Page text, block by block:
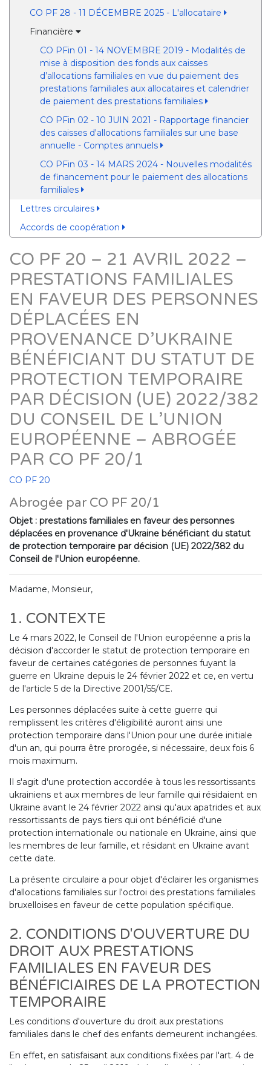
CO PF 28 - 11 DÉCEMBRE 2025 - L'allocataire
Financière
CO PFin 01 - 14 NOVEMBRE 2019 - Modalités de
mise à disposition des fonds aux caisses
d’allocations familiales en vue du paiement des
prestations familiales aux allocataires et calendrier
de paiement des prestations familiales
CO PFin 02 - 10 JUIN 2021 - Rapportage financier
des caisses d'allocations familiales sur une base
annuelle - Comptes annuels
CO PFin 03 - 14 MARS 2024 - Nouvelles modalités
de financement pour le paiement des allocations
familiales
Lettres circulaires
Accords de coopération
CO PF 20 – 21 AVRIL 2022 –
PRESTATIONS FAMILIALES
EN FAVEUR DES PERSONNES
DÉPLACÉES EN
PROVENANCE D’UKRAINE
BÉNÉFICIANT DU STATUT DE
PROTECTION TEMPORAIRE
PAR DÉCISION (UE) 2022/382
DU CONSEIL DE L’UNION
EUROPÉENNE – ABROGÉE
PAR CO PF 20/1
CO PF 20
Abrogée par CO PF 20/1
Objet : prestations familiales en faveur des personnes
déplacées en provenance d'Ukraine bénéficiant du statut
de protection temporaire par décision (UE) 2022/382 du
Conseil de l'Union européenne.
Madame, Monsieur,
1. CONTEXTE
Le 4 mars 2022, le Conseil de l'Union européenne a pris la
décision d'accorder le statut de protection temporaire en
faveur de certaines catégories de personnes fuyant la
guerre en Ukraine depuis le 24 février 2022 et ce, en vertu
de l'article 5 de la Directive 2001/55/CE.
Les personnes déplacées suite à cette guerre qui
remplissent les critères d'éligibilité auront ainsi une
protection temporaire dans l'Union pour une durée initiale
d'un an, qui pourra être prorogée, si nécessaire, deux fois 6
mois maximum.
Il s'agit d'une protection accordée à tous les ressortissants
ukrainiens et aux membres de leur famille qui résidaient en
Ukraine avant le 24 février 2022 ainsi qu'aux apatrides et aux
ressortissants de pays tiers qui ont bénéficié d'une
protection internationale ou nationale en Ukraine, ainsi que
les membres de leur famille, et résidant en Ukraine avant
cette date.
La présente circulaire a pour objet d'éclairer les organismes
d'allocations familiales sur l'octroi des prestations familiales
bruxelloises en faveur de cette population spécifique.
2. CONDITIONS D'OUVERTURE DU
DROIT AUX PRESTATIONS
FAMILIALES EN FAVEUR DES
BÉNÉFICIAIRES DE LA PROTECTION
TEMPORAIRE
Les conditions d'ouverture du droit aux prestations
familiales dans le chef des enfants demeurent inchangées.
En effet, en satisfaisant aux conditions fixées par l'art. 4 de